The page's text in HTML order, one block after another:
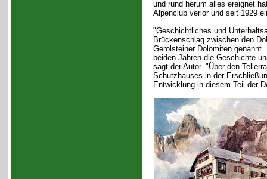
und rund herum alles ereignet
Alpenclub verlor und seit 1929
"Geschichtliches und
Brückenschlag zwischen den
Gerolsteiner Dolomiten
beiden Jahren die Geschichte
sagt der Autor. "Über den
Schutzhauses in der
Entwicklung in diesem Teil der